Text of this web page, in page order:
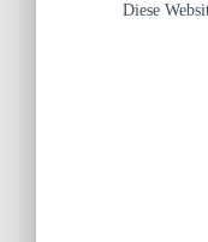
Diese